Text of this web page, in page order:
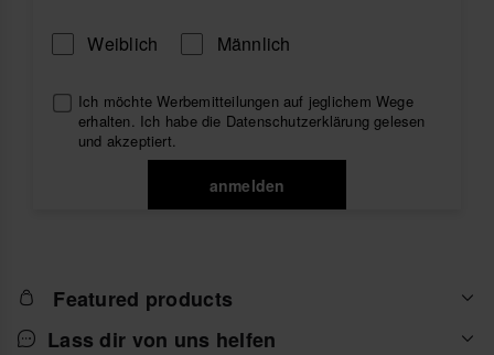
Weiblich Männlich
Ich möchte Werbemitteilungen auf jeglichem Wege
erhalten. Ich habe die Datenschutzerklärung gelesen
und akzeptiert.
anmelden
Featured products
Lass dir von uns helfen